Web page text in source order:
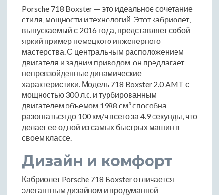
Porsche 718 Boxster — это идеальное сочетание
стиля, мощности и технологий. Этот кабриолет,
выпускаемый с 2016 года, представляет собой
яркий пример немецкого инженерного
мастерства. С центральным расположением
двигателя и задним приводом, он предлагает
непревзойденные динамические
характеристики. Модель 718 Boxster 2.0 AMT с
мощностью 300 л.с. и турбированным
двигателем объемом 1988 см³ способна
разогнаться до 100 км/ч всего за 4.9 секунды, что
делает ее одной из самых быстрых машин в
своем классе.
Дизайн и комфорт
Кабриолет Porsche 718 Boxster отличается
элегантным дизайном и продуманной